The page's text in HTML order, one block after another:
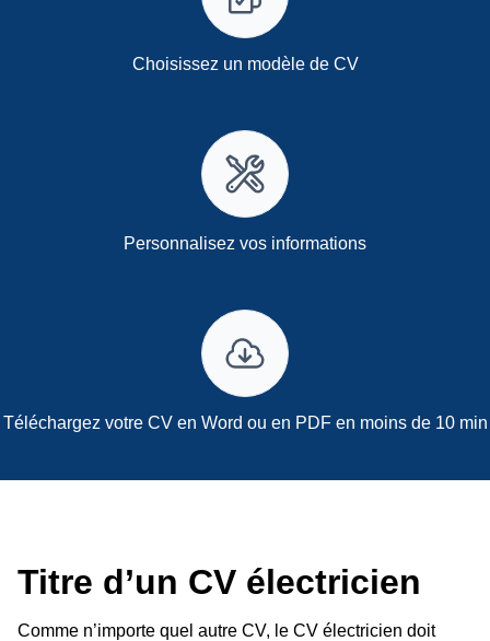
Choisissez un modèle de CV
Personnalisez vos informations
Téléchargez votre CV en Word ou en PDF en moins de 10 min
Titre d’un CV électricien
Comme n’importe quel autre CV, le CV électricien doit